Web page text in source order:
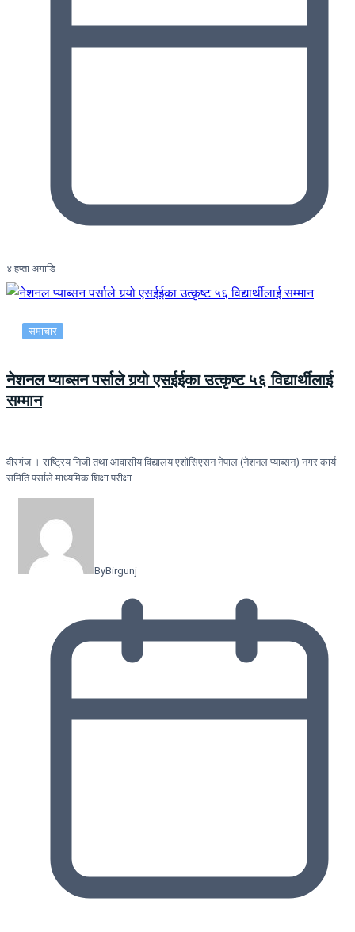
४ हप्ता अगाडि
समाचार
नेशनल प्याब्सन पर्साले गर्‍यो एसईईका उत्कृष्ट ५६ विद्यार्थीलाई
सम्मान
वीरगंज । राष्ट्रिय निजी तथा आवासीय विद्यालय एशोसिएसन नेपाल (नेशनल प्याब्सन) नगर कार्य
समिति पर्साले माध्यमिक शिक्षा परीक्षा…
ByBirgunj